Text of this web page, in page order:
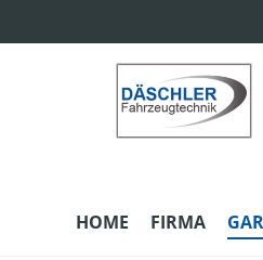
HOME FIRMA